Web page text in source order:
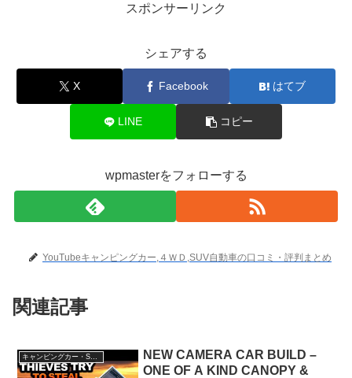
スポンサーリンク
シェアする
X Facebook はてブ
LINE コピー
wpmasterをフォローする
YouTubeキャンピングカー,４ＷＤ,SUV自動車の口コミ・評判まとめ
関連記事
キャンピングカー・SUV人気車種
NEW CAMERA CAR BUILD –
ONE OF A KIND CANOPY &